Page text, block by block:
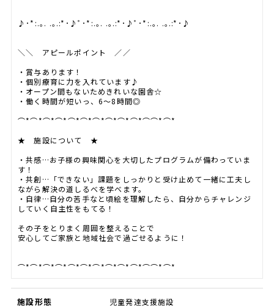
♪･*:.｡. .｡.:*･♪ﾟ･*:.｡. .｡.:*･♪ﾟ･*:.｡. .｡.:*･♪
＼＼ アピールポイント ／／
・賞与あります！
・個別療育に力を入れています♪
・オープン間もないためきれいな園舎☆
・働く時間が短いっ、6～8時間◎
⌒*⌒*⌒*⌒*⌒*⌒*⌒*⌒*⌒*⌒*⌒⌒*⌒*
★ 施設について ★
・共感…お子様の興味関心を大切したプログラムが備わっていま
す！
・共創…「できない」課題をしっかりと受け止めて一緒に工夫し
ながら解決の道しるべを学べます。
・自律…自分の苦手なと頃絵を理解したら、自分からチャレンジ
していく自主性をもてる！
その子をとりまく周囲を整えることで
安心してご家族と地域社会で過ごせるように！
⌒*⌒*⌒*⌒*⌒*⌒*⌒*⌒*⌒*⌒*⌒⌒*⌒*
施設形態 児童発達支援施設